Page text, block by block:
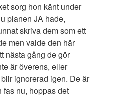
sorg hon känt under
planen JA hade,
skriva dem som ett
men valde den här
nästa gång de gör
är överens, eller
ignorerad igen. De är
fas nu, hoppas det